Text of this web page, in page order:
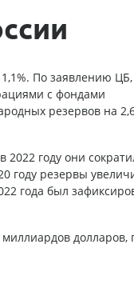
По заявлению ЦБ,
с фондами
резервов на
году они
году резервы
года был
долларов,